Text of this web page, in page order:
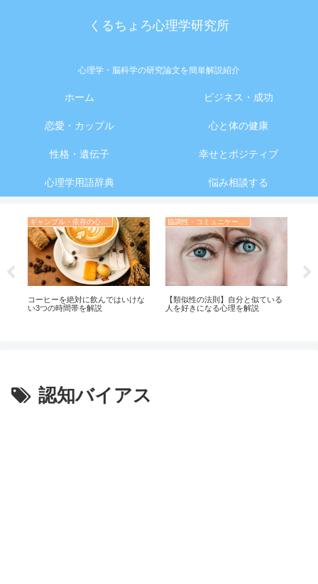
くるちょろ心理学研究所
心理学・脳科学の研究論文を簡単解説紹介
ホーム ビジネス・成功
恋愛・カップル 心と体の健康
性格・遺伝子 幸せとポジティブ
心理学用語辞典 悩み相談する
ギャンブル・依存の心理学
コーヒーを絶対に飲んではいけな
い3つの時間帯を解説
【類似性の法則】自分と似ている
人を好きになる心理を解説
認知バイアス